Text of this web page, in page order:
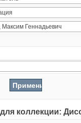
коллекции: